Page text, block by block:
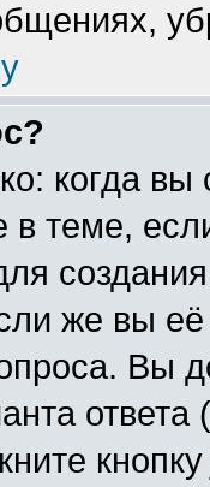
когда
теме,
же вы её
Вы
ответа